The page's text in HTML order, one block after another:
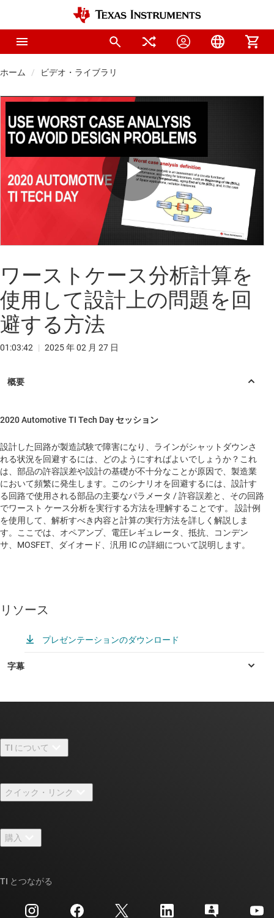
ホーム ビデオ・ライブラリ
Play
Video
ワーストケース分析計算を
使用して設計上の問題を回
避する方法
01:03:42 | 2025 年 02 月 27 日
2020 Automotive TI Tech Day セッション
設計した回路が製造試験で障害になり、ラインがシャットダウンさ
れる状況を回避するには、どのようにすればよいでしょうか？これ
は、部品の許容誤差や設計の基礎が不十分なことが原因で、製造業
において頻繁に発生します。このシナリオを回避するには、設計す
る回路で使用される部品の主要なパラメータ / 許容誤差と、その回路
でワースト ケース分析を実行する方法を理解することです。 設計例
を使用して、解析すべき内容と計算の実行方法を詳しく解説しま
す。ここでは、オペアンプ、電圧レギュレータ、抵抗、コンデン
サ、MOSFET、ダイオード、汎用 IC の詳細について説明します。
リソース
プレゼンテーションのダウンロード
TI について
採用情報
ニュース
イベント
投資家向け情報
クイック・リンク
TI E2E™ 設計サポート・フォーラム
クロスリファレンス検索
カスタマー・サポート・センター
購入
TI とつながる